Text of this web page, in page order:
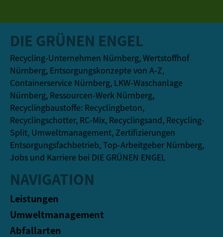
DIE GRÜNEN ENGEL
Recycling-Unternehmen Nürnberg, Wertstoffhof
Nürnberg, Entsorgungskonzepte von A-Z,
Containerservice Nürnberg, LKW-Waschanlage
Nürnberg, Ressourcen-Werk Nürnberg,
Recyclingbaustoffe: Recyclingbeton,
Recyclingschotter, RC-Mix, Recyclingsand, Recycling-
Split, Umweltmanagement, Zertifizierungen
Entsorgungsfachbetrieb, Top-Arbeitgeber Nürnberg,
Jobs und Karriere bei DIE GRÜNEN ENGEL
NAVIGATION
Leistungen
Umweltmanagement
Abfallarten